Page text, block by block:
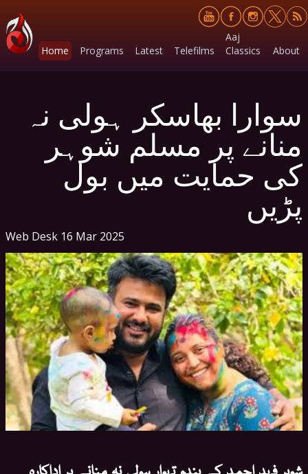
Home Programs Latest Telefilms
Aaj
Classics
About
سوارا بھاسکر ہولی نہ
منانے پر مسلم شوہر
کی حمایت میں بول
پڑیں
Web Desk 16 Mar 2025
شوہر فہد احمد کے ہندو تہوار ہولی نہ منانے پر اداکارہ